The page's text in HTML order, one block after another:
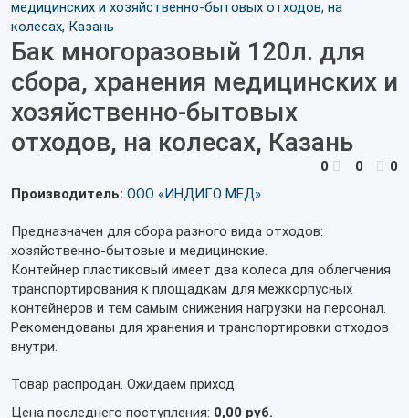
Бак многоразовый 120л. для
сбора, хранения медицинских и
хозяйственно-бытовых
отходов, на колесах, Казань
0 0
0
Производитель: ООО «ИНДИГО МЕД»
Предназначен для сбора разного вида отходов:
хозяйственно-бытовые и медицинские.
Контейнер пластиковый имеет два колеса для облегчения
транспортирования к площадкам для межкорпусных
контейнеров и тем самым снижения нагрузки на персонал.
Рекомендованы для хранения и транспортировки отходов
внутри.
Товар распродан. Ожидаем приход.
Цена последнего поступления: 0,00 руб.